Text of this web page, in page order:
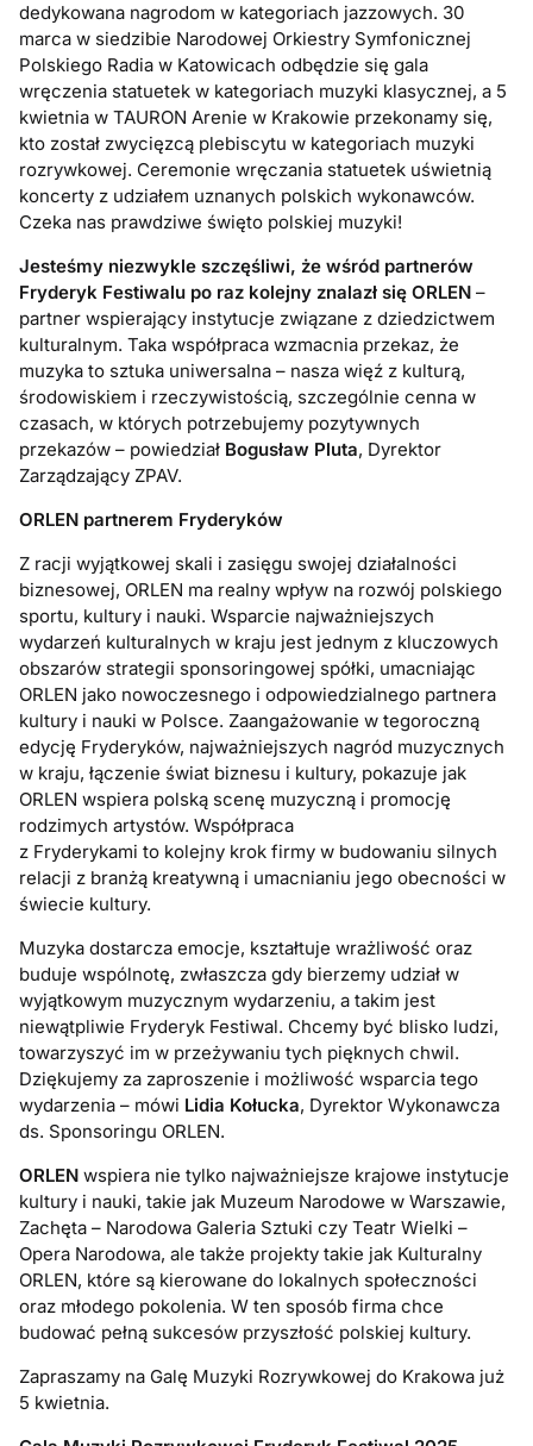
dedykowana nagrodom w kategoriach jazzowych. 30
marca w siedzibie Narodowej Orkiestry Symfonicznej
Polskiego Radia w Katowicach odbędzie się gala
wręczenia statuetek w kategoriach muzyki klasycznej, a 5
kwietnia w TAURON Arenie w Krakowie przekonamy się,
kto został zwycięzcą plebiscytu w kategoriach muzyki
rozrywkowej. Ceremonie wręczania statuetek uświetnią
koncerty z udziałem uznanych polskich wykonawców.
Czeka nas prawdziwe święto polskiej muzyki!
Jesteśmy niezwykle szczęśliwi, że wśród partnerów
Fryderyk Festiwalu po raz kolejny znalazł się ORLEN –
partner wspierający instytucje związane z dziedzictwem
kulturalnym. Taka współpraca wzmacnia przekaz, że
muzyka to sztuka uniwersalna – nasza więź z kulturą,
środowiskiem i rzeczywistością, szczególnie cenna w
czasach, w których potrzebujemy pozytywnych
przekazów – powiedział Bogusław Pluta, Dyrektor
Zarządzający ZPAV.
ORLEN partnerem Fryderyków
Z racji wyjątkowej skali i zasięgu swojej działalności
biznesowej, ORLEN ma realny wpływ na rozwój polskiego
sportu, kultury i nauki. Wsparcie najważniejszych
wydarzeń kulturalnych w kraju jest jednym z kluczowych
obszarów strategii sponsoringowej spółki, umacniając
ORLEN jako nowoczesnego i odpowiedzialnego partnera
kultury i nauki w Polsce. Zaangażowanie w tegoroczną
edycję Fryderyków, najważniejszych nagród muzycznych
w kraju, łączenie świat biznesu i kultury, pokazuje jak
ORLEN wspiera polską scenę muzyczną i promocję
rodzimych artystów. Współpraca
z Fryderykami to kolejny krok firmy w budowaniu silnych
relacji z branżą kreatywną i umacnianiu jego obecności w
świecie kultury.
Muzyka dostarcza emocje, kształtuje wrażliwość oraz
buduje wspólnotę, zwłaszcza gdy bierzemy udział w
wyjątkowym muzycznym wydarzeniu, a takim jest
niewątpliwie Fryderyk Festiwal. Chcemy być blisko ludzi,
towarzyszyć im w przeżywaniu tych pięknych chwil.
Dziękujemy za zaproszenie i możliwość wsparcia tego
wydarzenia – mówi Lidia Kołucka, Dyrektor Wykonawcza
ds. Sponsoringu ORLEN.
ORLEN wspiera nie tylko najważniejsze krajowe instytucje
kultury i nauki, takie jak Muzeum Narodowe w Warszawie,
Zachęta – Narodowa Galeria Sztuki czy Teatr Wielki –
Opera Narodowa, ale także projekty takie jak Kulturalny
ORLEN, które są kierowane do lokalnych społeczności
oraz młodego pokolenia. W ten sposób firma chce
budować pełną sukcesów przyszłość polskiej kultury.
Zapraszamy na Galę Muzyki Rozrywkowej do Krakowa już
5 kwietnia.